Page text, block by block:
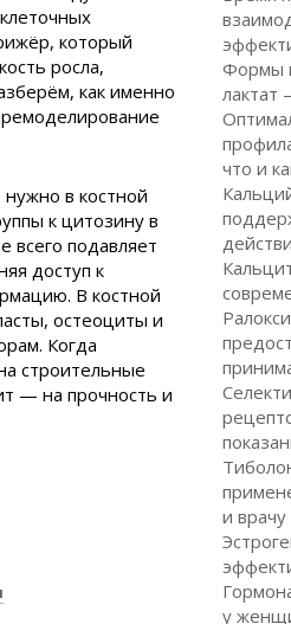
который
росла,
как именно
в костной
к цитозину в
всего подавляет
доступ к
В костной
остеоциты и
Когда
строительные
— на прочность и
Формы
лактат
что и
и врачу
у